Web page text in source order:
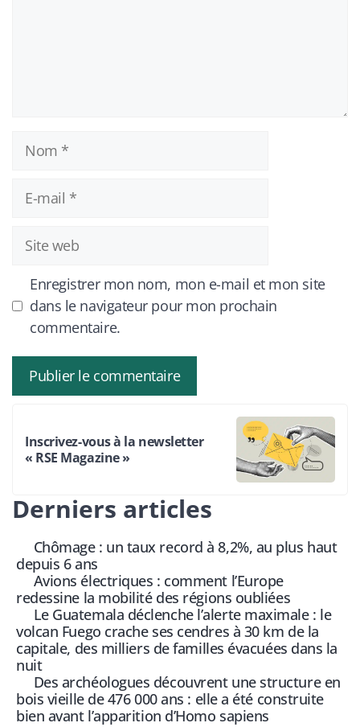
Nom
Site
Enregistrer mon nom, mon e-mail et mon site
dans le navigateur pour mon prochain
commentaire.
Inscrivez-vous à la newsletter
« RSE Magazine »
Derniers articles
Chômage : un taux record à 8,2%, au plus haut
depuis 6 ans
Avions électriques : comment l’Europe
redessine la mobilité des régions oubliées
Le Guatemala déclenche l’alerte maximale : le
volcan Fuego crache ses cendres à 30 km de la
capitale, des milliers de familles évacuées dans la
nuit
Des archéologues découvrent une structure en
bois vieille de 476 000 ans : elle a été construite
bien avant l’apparition d’Homo sapiens